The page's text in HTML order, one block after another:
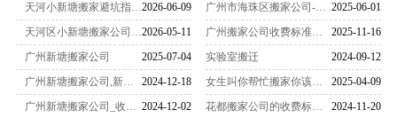
2026-06-09
天河小新塘搬家避坑指南：5家靠谱公司实测与报价参考
2026-05-11
天河区小新塘搬家公司电话 附近搬家线上咨询实时报价
2025-07-04
广州新塘搬家公司
2024-12-18
广州新塘搬家公司,新塘办公室搬家,企业搬迁
2024-12-02
广州新塘搬家公司_收纳整理方法我们有必要知道
2025-06-01
广州市海珠区搬家公司-女性员工是不可缺少的
2025-11-16
广州搬家公司收费标准一览表（2025最新版）
2024-09-12
实验室搬迁
2025-04-09
女生叫你帮忙搬家你该怎么办
2024-11-20
花都搬家公司的收费标准是怎么样的